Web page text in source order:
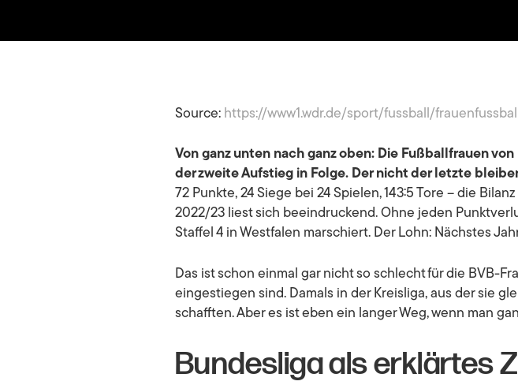
Hit enter to search or ESC to close
Source: https://www1.wdr.de/sport/fussball/
Von ganz unten nach ganz oben: Die Fußballfrauen
der zweite Aufstieg in Folge. Der nicht der letzte
72 Punkte, 24 Siege bei 24 Spielen, 143:5 Tore – die
2022/23 liest sich beeindruckend. Ohne jeden
Staffel 4 in Westfalen marschiert. Der Lohn: Nächstes
Das ist schon einmal gar nicht so schlecht für die BVB-
eingestiegen sind. Damals in der Kreisliga, aus der sie
schafften. Aber es ist eben ein langer Weg, wenn man
Bundesliga als erklärtes